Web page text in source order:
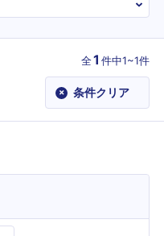
全1 件中1~1件
× 条件クリア